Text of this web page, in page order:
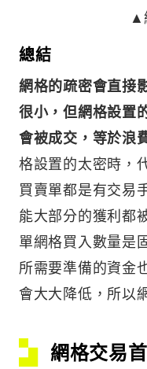
▲
總結
網格的疏密會直接
很小，但網格設置
會被成交，等於浪
格設置的太密時，
買賣單都是有交易
能大部分的獲利都
單網格買入數量是
所需要準備的資金
會大大降低，所以
網格交易